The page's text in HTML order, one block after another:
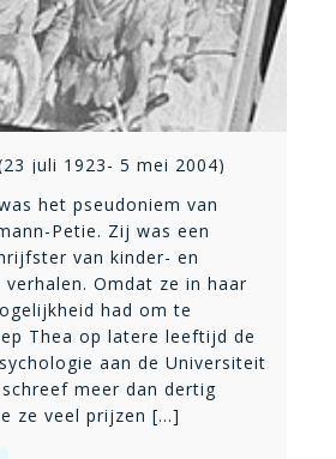
juli 1923- 5 mei 2004)
het pseudoniem van
Petie. Zij was een
van kinder- en
verhalen. Omdat ze in haar
had om te
Thea op latere leeftijd de
aan de Universiteit
meer dan dertig
ze veel prijzen [...]